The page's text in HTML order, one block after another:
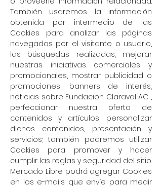
También usaremos la información
obtenida por intermedio de las
Cookies para analizar las páginas
navegadas por el visitante o usuario,
las búsquedas realizadas, mejorar
nuestras iniciativas comerciales y
promocionales, mostrar publicidad o
promociones, banners de interés,
noticias sobre Fundacion Claraval AC ,
perfeccionar nuestra oferta de
contenidos y artículos, personalizar
dichos contenidos, presentación y
servicios; también podremos utilizar
Cookies para promover y hacer
cumplir las reglas y seguridad del sitio.
Mercado Libre podrá agregar Cookies
en los e-mails que envíe para medir